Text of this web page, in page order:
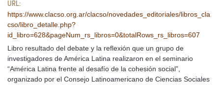
URL:
https://www.clacso.org.ar/clacso/novedades_editoriales/libros_cla
cso/libro_detalle.php?
id_libro=628&pageNum_rs_libros=0&totalRows_rs_libros=607
Libro resultado del debate y la reflexión que un grupo de
investigadores de América Latina realizaron en el seminario
“América Latina frente al desafío de la cohesión social”,
organizado por el Consejo Latinoamericano de Ciencias Sociales